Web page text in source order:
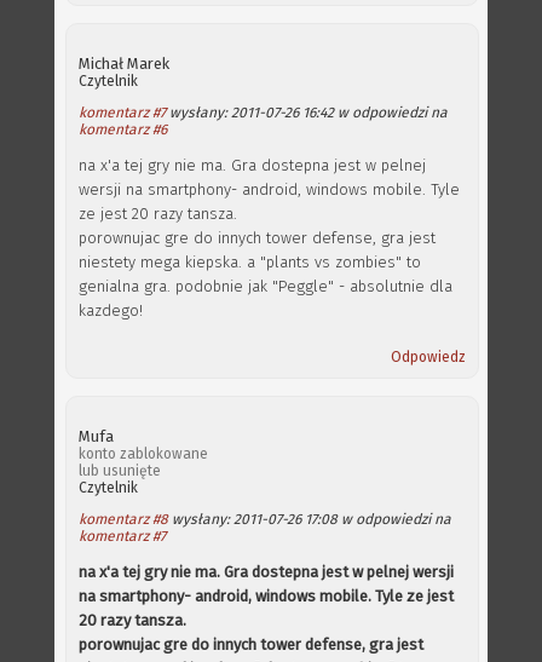
Michał Marek
Czytelnik
komentarz #7wysłany: 2011-07-26 16:42 w odpowiedzi na
komentarz #6
na x'a tej gry nie ma. Gra dostepna jest w pelnej
wersji na smartphony- android, windows mobile. Tyle
ze jest 20 razy tansza.
porownujac gre do innych tower defense, gra jest
niestety mega kiepska. a "plants vs zombies" to
genialna gra. podobnie jak "Peggle" - absolutnie dla
kazdego!
Odpowiedz
Mufa
konto zablokowane
lub usunięte
Czytelnik
komentarz #8wysłany: 2011-07-26 17:08 w odpowiedzi na
komentarz #7
na x'a tej gry nie ma. Gra dostepna jest w pelnej wersji
na smartphony- android, windows mobile. Tyle ze jest
20 razy tansza.
porownujac gre do innych tower defense, gra jest